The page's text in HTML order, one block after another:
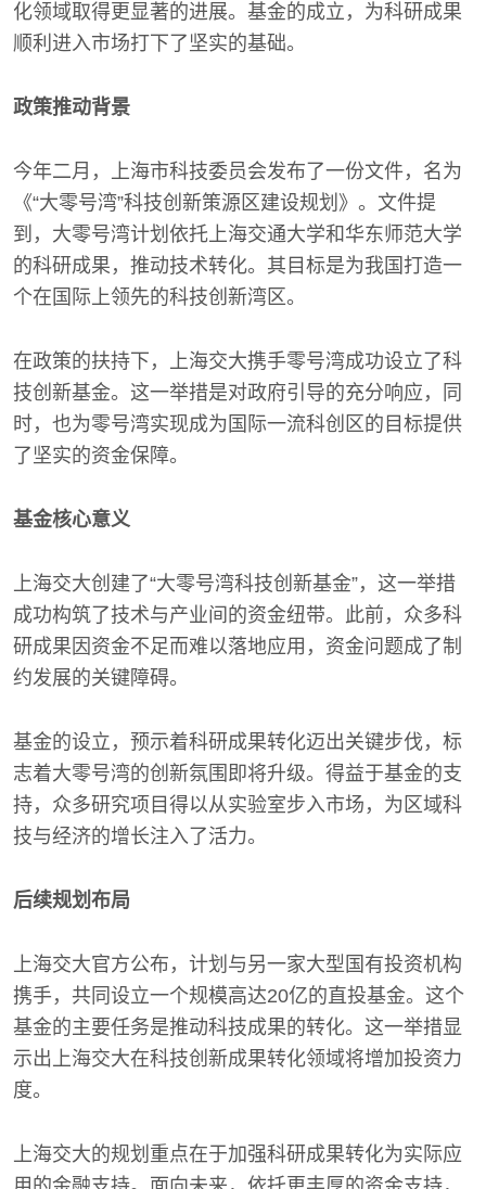
化领域取得更显著的进展。基金的成立，为科研成果
顺利进入市场打下了坚实的基础。
政策推动背景
今年二月，上海市科技委员会发布了一份文件，名为
《“大零号湾”科技创新策源区建设规划》。文件提
到，大零号湾计划依托上海交通大学和华东师范大学
的科研成果，推动技术转化。其目标是为我国打造一
个在国际上领先的科技创新湾区。
在政策的扶持下，上海交大携手零号湾成功设立了科
技创新基金。这一举措是对政府引导的充分响应，同
时，也为零号湾实现成为国际一流科创区的目标提供
了坚实的资金保障。
基金核心意义
上海交大创建了“大零号湾科技创新基金”，这一举措
成功构筑了技术与产业间的资金纽带。此前，众多科
研成果因资金不足而难以落地应用，资金问题成了制
约发展的关键障碍。
基金的设立，预示着科研成果转化迈出关键步伐，标
志着大零号湾的创新氛围即将升级。得益于基金的支
持，众多研究项目得以从实验室步入市场，为区域科
技与经济的增长注入了活力。
后续规划布局
上海交大官方公布，计划与另一家大型国有投资机构
携手，共同设立一个规模高达20亿的直投基金。这个
基金的主要任务是推动科技成果的转化。这一举措显
示出上海交大在科技创新成果转化领域将增加投资力
度。
上海交大的规划重点在于加强科研成果转化为实际应